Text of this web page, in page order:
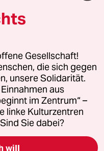
GmbH
oder für Genehmigungen
Richtlinien
Impressum AGB
(Ads)
Gesellschaft!
die sich gegen
unsere Solidarität.
aus
im Zentrum“ –
linke Kulturzentren
Sie dabei?
will